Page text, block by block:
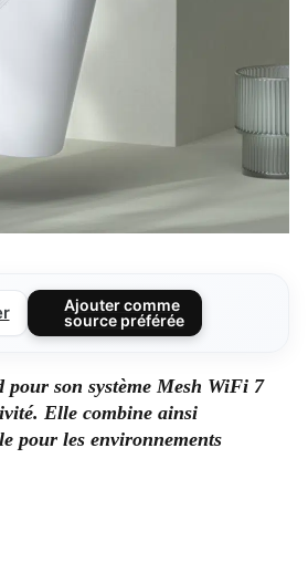
Ajouter comme
source préférée
son système Mesh WiFi 7
Elle combine ainsi
pour les environnements